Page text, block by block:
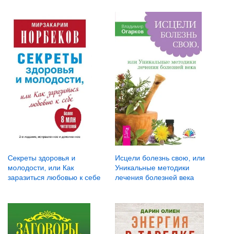
Секреты здоровья и
молодости, или Как
заразиться любовью к себе
Исцели болезнь свою, или
Уникальные методики
лечения болезней века